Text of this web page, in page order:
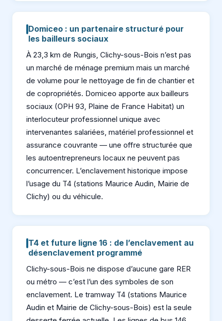
Domiceo : un partenaire structuré pour
les bailleurs sociaux
À 23,3 km de Rungis, Clichy-sous-Bois n’est pas
un marché de ménage premium mais un marché
de volume pour le nettoyage de fin de chantier et
de copropriétés. Domiceo apporte aux bailleurs
sociaux (OPH 93, Plaine de France Habitat) un
interlocuteur professionnel unique avec
intervenantes salariées, matériel professionnel et
assurance couvrante — une offre structurée que
les autoentrepreneurs locaux ne peuvent pas
concurrencer. L’enclavement historique impose
l’usage du T4 (stations Maurice Audin, Mairie de
Clichy) ou du véhicule.
T4 et future ligne 16 : de l’enclavement au
désenclavement programmé
Clichy-sous-Bois ne dispose d’aucune gare RER
ou métro — c’est l’un des symboles de son
enclavement. Le tramway T4 (stations Maurice
Audin et Mairie de Clichy-sous-Bois) est la seule